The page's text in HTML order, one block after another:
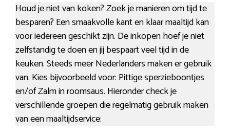
Houd je niet van koken? Zoek je manieren om tijd te
besparen? Een smaakvolle kant en klaar maaltijd kan
voor iedereen geschikt zijn. De inkopen hoef je niet
zelfstandig te doen en jij bespaart veel tijd in de
keuken. Steeds meer Nederlanders maken er gebruik
van. Kies bijvoorbeeld voor: Pittige sperzieboontjes
en/of Zalm in roomsaus. Hieronder check je
verschillende groepen die regelmatig gebruik maken
van een maaltijdservice: